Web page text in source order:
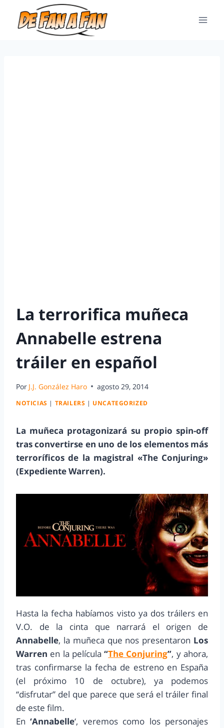
La terrorifica muñeca
Annabelle estrena
tráiler en español
Por J.J. González Haro agosto 29, 2014
NOTICIAS | TRAILERS | UNCATEGORIZED
La muñeca protagonizará su propio spin-off
tras convertirse en uno de los elementos más
terroríficos de la magistral «The Conjuring»
(Expediente Warren).
Hasta la fecha habíamos visto ya dos tráilers en
V.O. de la cinta que narrará el origen de
Annabelle, la muñeca que nos presentaron Los
Warren en la película“The Conjuring”, y ahora,
tras confirmarse la fecha de estreno en España
(el próximo 10 de octubre), ya podemos
“disfrutar” del que parece que será el tráiler final
de este film.
En ‘Annabelle‘, veremos como los personajes